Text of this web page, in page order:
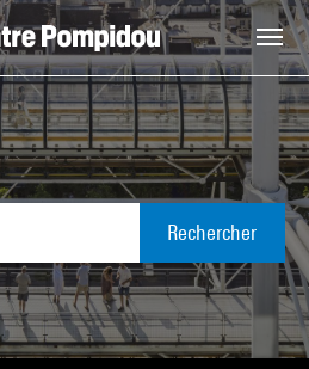
Rechercher